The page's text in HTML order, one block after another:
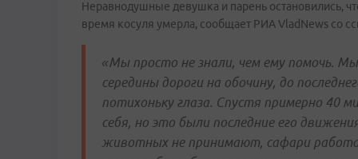
Неравнодушные девушка и парень остановились,
время косуля умерла, сообщает РИА VladNews со
«Мы просто не знали, чем ему помочь. Мы
середины дороги на обочину, до
потихоньку глаза. Спустя примерно 40
себя, но это были последние его
животных не принимают, сафари